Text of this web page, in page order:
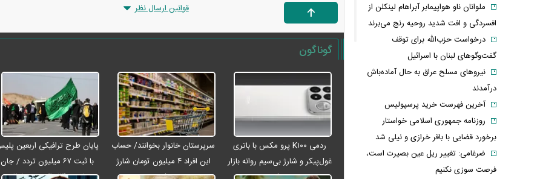
قوانین ارسال نظر
گوناگون
ردمی K۱۰۰ پرو مکس با باتری
غول‌پیکر و شارژ بی‌سیم روانه بازار
سرپرستان خانوار بخوانند/ حساب
این افراد ۴ میلیون تومان شارژ
پایان طرح ترافیکی اربعین
با ثبت ۶۷ میلیون تردد / جان
ملوانان ناو هواپیمابر آبراهام لینکلن از
افسردگی و افت شدید روحیه رنج می‌برند
درخواست حزب‌الله برای توقف
گفت‌وگوهای لبنان با اسرائیل
نیروهای مسلح عراق به حال آماده‌باش
درآمدند
آخرین فهرست خرید پرسپولیس
روزنامه جمهوری اسلامی خواستار
برخورد قضایی با باقر خرازی و نیلی شد
ضرغامی: تغییر ریل عین بصیرت است،
فرصت سوزی نکنیم